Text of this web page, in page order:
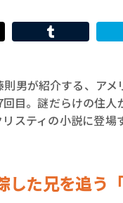
男が紹介する、ア
目。謎だらけの住
スティの小説に登場
した兄を追う